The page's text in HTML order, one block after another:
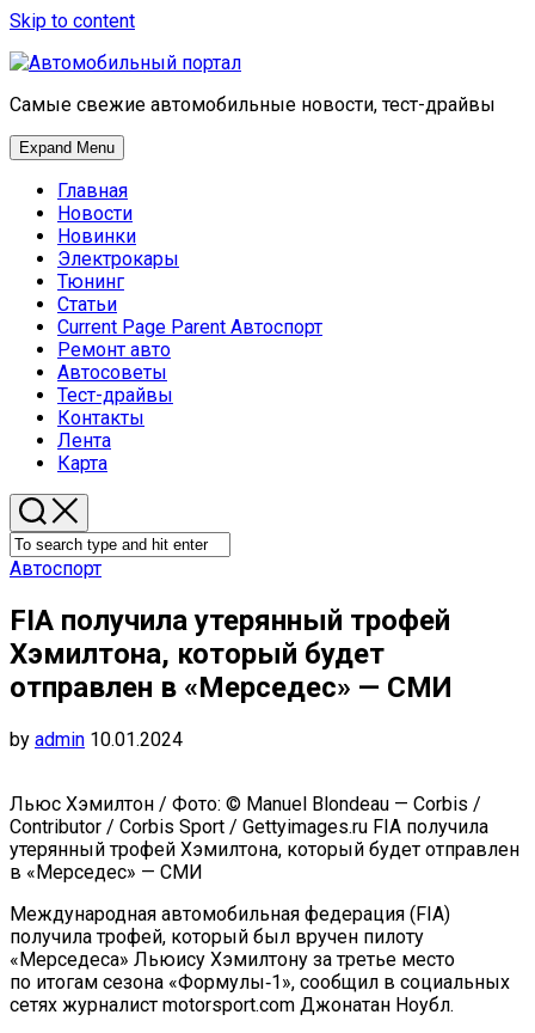
Skip to content
Самые свежие автомобильные новости, тест-драйвы
Expand Menu
Главная
Новости
Новинки
Электрокары
Тюнинг
Статьи
Current Page Parent Автоспорт
Ремонт авто
Автосоветы
Тест-драйвы
Контакты
Лента
Карта
Автоспорт
FIA получила утерянный трофей
Хэмилтона, который будет
отправлен в «Мерседес» — СМИ
by admin 10.01.2024
Льюс Хэмилтон / Фото: © Manuel Blondeau — Corbis /
Contributor / Corbis Sport / Gettyimages.ru FIA получила
утерянный трофей Хэмилтона, который будет отправлен
в «Мерседес» — СМИ
Международная автомобильная федерация (FIA)
получила трофей, который был вручен пилоту
«Мерседеса» Льюису Хэмилтону за третье место
по итогам сезона «Формулы‑1», сообщил в социальных
сетях журналист motorsport.com Джонатан Ноубл.